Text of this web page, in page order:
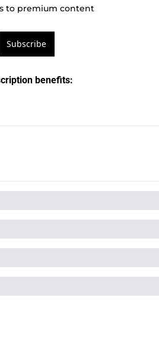
to premium content
Subscribe
benefits: